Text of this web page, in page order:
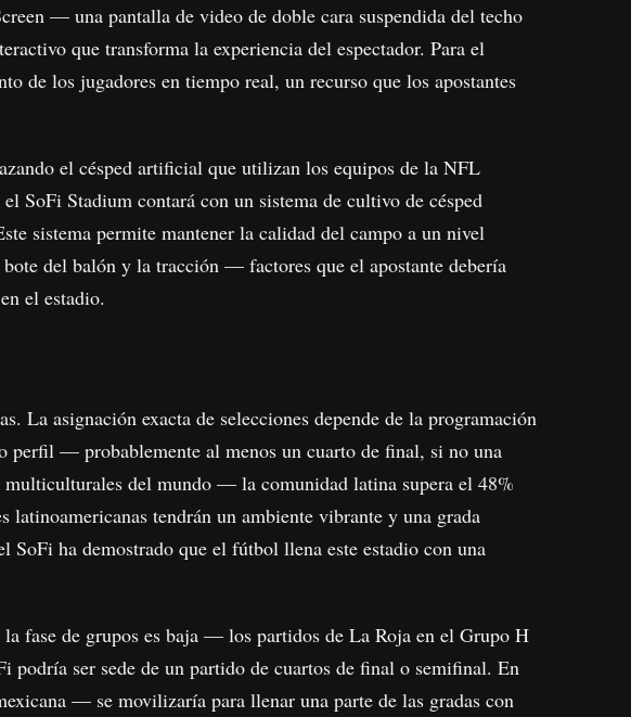
— una pantalla de video de doble cara suspendida del techo
que transforma la experiencia del espectador. Para el
de los jugadores en tiempo real, un recurso que los apostantes
el césped artificial que utilizan los equipos de la NFL
SoFi Stadium contará con un sistema de cultivo de césped
sistema permite mantener la calidad del campo a un nivel
del balón y la tracción — factores que el apostante debería
el estadio.
La asignación exacta de selecciones depende de la programación
perfil — probablemente al menos un cuarto de final, si no una
multiculturales del mundo — la comunidad latina supera el 48%
tendrán un ambiente vibrante y una grada
ha demostrado que el fútbol llena este estadio con una
fase de grupos es baja — los partidos de La Roja en el Grupo H
ser sede de un partido de cuartos de final o semifinal. En
— se movilizaría para llenar una parte de las gradas con